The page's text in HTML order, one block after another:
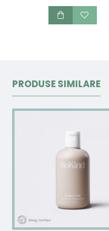
PRODUSE SIMILARE